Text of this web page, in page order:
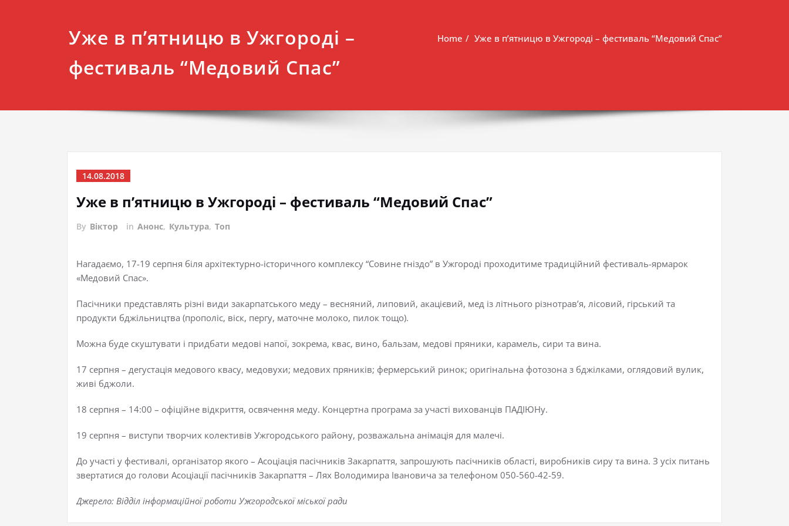
Уже в п’ятницю в Ужгороді –
фестиваль “Медовий Спас”
Home Уже в п’ятницю в Ужгороді – фестиваль “Медовий Спас”
14.08.2018
Уже в п’ятницю в Ужгороді – фестиваль “Медовий Спас”
By Віктор in Анонс, Культура, Топ
Нагадаємо, 17-19 серпня біля архітектурно-історичного комплексу “Совине гніздо” в Ужгороді проходитиме традиційний фестиваль-ярмарок
«Медовий Спас».
Пасічники представлять різні види закарпатського меду – весняний, липовий, акацієвий, мед із літнього різнотрав’я, лісовий, гірський та
продукти бджільництва (прополіс, віск, пергу, маточне молоко, пилок тощо).
Можна буде скуштувати і придбати медові напої, зокрема, квас, вино, бальзам, медові пряники, карамель, сири та вина.
17 серпня – дегустація медового квасу, медовухи; медових пряників; фермерський ринок; оригінальна фотозона з бджілками, оглядовий вулик,
живі бджоли.
18 серпня – 14:00 – офіційне відкриття, освячення меду. Концертна програма за участі вихованців ПАДІЮНу.
19 серпня – виступи творчих колективів Ужгородського району, розважальна анімація для малечі.
До участі у фестивалі, організатор якого – Асоціація пасічників Закарпаття, запрошують пасічників області, виробників сиру та вина. З усіх питань
звертатися до голови Асоціації пасічників Закарпаття – Лях Володимира Івановича за телефоном 050-560-42-59.
Джерело: Відділ інформаційної роботи Ужгородської міської ради